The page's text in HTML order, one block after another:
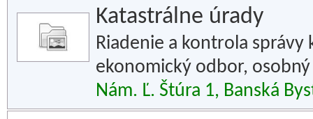
Katastrálne úrady
Riadenie a kontrola správy
ekonomický odbor,
Nám. Ľ. Štúra 1, Banská